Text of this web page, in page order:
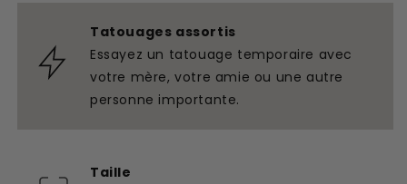
Tatouages assortis
Essayez un tatouage temporaire avec
votre mère, votre amie ou une autre
personne importante.
Taille